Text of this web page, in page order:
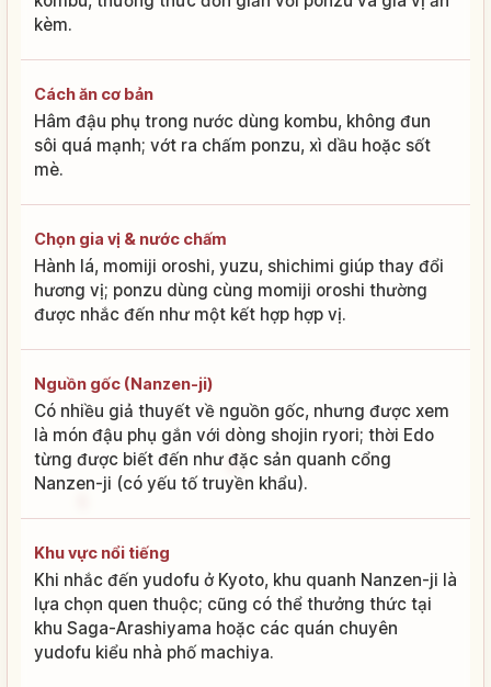
kèm.
Cách ăn cơ bản
Hâm đậu phụ trong nước dùng kombu, không đun
sôi quá mạnh; vớt ra chấm ponzu, xì dầu hoặc sốt
mè.
Chọn gia vị & nước chấm
Hành lá, momiji oroshi, yuzu, shichimi giúp thay đổi
hương vị; ponzu dùng cùng momiji oroshi thường
được nhắc đến như một kết hợp hợp vị.
Nguồn gốc (Nanzen-ji)
Có nhiều giả thuyết về nguồn gốc, nhưng được xem
là món đậu phụ gắn với dòng shojin ryori; thời Edo
từng được biết đến như đặc sản quanh cổng
Nanzen-ji (có yếu tố truyền khẩu).
Khu vực nổi tiếng
Khi nhắc đến yudofu ở Kyoto, khu quanh Nanzen-ji là
lựa chọn quen thuộc; cũng có thể thưởng thức tại
khu Saga-Arashiyama hoặc các quán chuyên
yudofu kiểu nhà phố machiya.